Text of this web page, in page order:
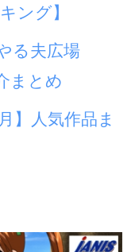
ング】
る夫広場
まとめ
】人気作品ま